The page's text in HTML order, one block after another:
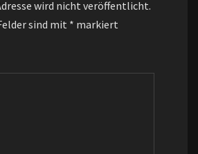
wird nicht veröffentlicht.
sind mit * markiert